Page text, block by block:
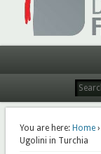
You are here: Home›
Ugolini in Turchia